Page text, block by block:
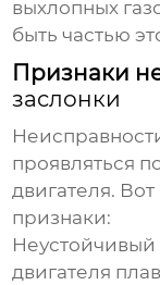
выхлопных
быть частью
Признаки
заслонки
проявляться
двигателя.
признаки:
Неустойчивый
двигателя